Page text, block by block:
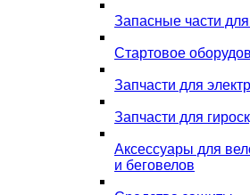
Запасные части
Стартовое
Запчасти для
Запчасти для
Аксессуары для
и беговелов